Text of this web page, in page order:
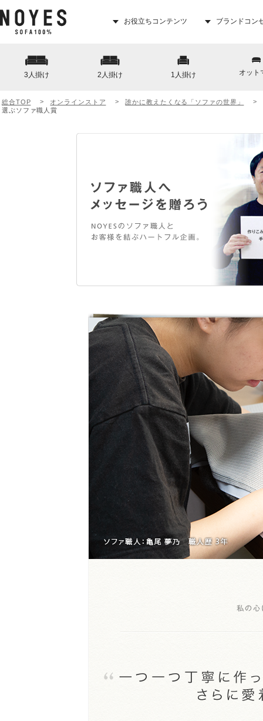
お役立ちコンテンツ ブランドコン
3人掛け 2人掛け 1人掛け オット
総合TOP オンラインストア
誰かに教えたくなる「ソファの世界」
選ぶソファ職人賞